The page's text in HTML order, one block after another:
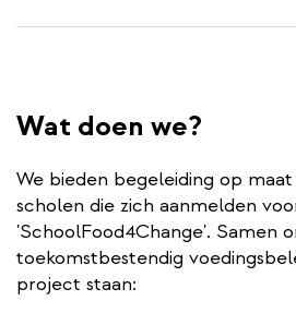
Wat doen we?
We bieden begeleiding op
scholen die zich aanmelden
'SchoolFood4Change'. Samen
toekomstbestendig
project staan: